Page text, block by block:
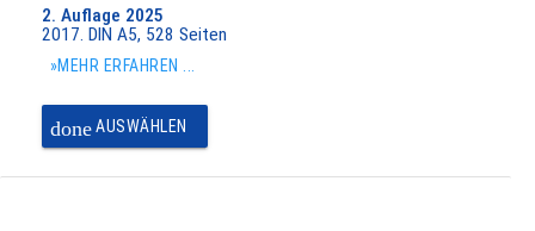
2. Auflage 2025
2017. DIN A5, 528 Seiten
»MEHR ERFAHREN ...
doneAUSWÄHLEN